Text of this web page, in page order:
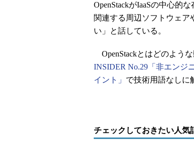
OpenStackがIaaSの中心的
関連する周辺ソフトウェア
い」と話している。
OpenStackとはどのよう
INSIDER No.29「非エンジ
イント」 で技術用語なしに
チェックしておきたい人気